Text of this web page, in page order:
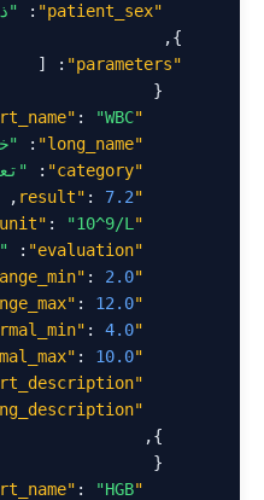
"patient_sex"
:
"parameters"
"short_name"
: "WBC"
"long_name"
:
"category"
:
"result"
: 7.2
"unit"
: "10^9/L"
"evaluation"
:
"range_min"
: 2.0
"range_max"
: 12.0
"range_normal_min"
: 4.0
"range_normal_max"
: 10.0
"short_description"
"long_description"
"short_name"
: "HGB"